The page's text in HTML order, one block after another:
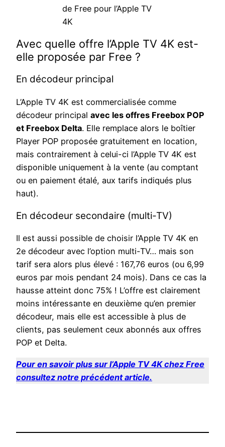
de Free pour l’Apple TV
4K
Avec quelle offre l’Apple TV 4K est-
elle proposée par Free ?
En décodeur principal
L’Apple TV 4K est commercialisée comme
décodeur principal avec les offres Freebox POP
et Freebox Delta. Elle remplace alors le boîtier
Player POP proposée gratuitement en location,
mais contrairement à celui-ci l’Apple TV 4K est
disponible uniquement à la vente (au comptant
ou en paiement étalé, aux tarifs indiqués plus
haut).
En décodeur secondaire (multi-TV)
Il est aussi possible de choisir l’Apple TV 4K en
2e décodeur avec l’option multi-TV… mais son
tarif sera alors plus élevé : 167,76 euros (ou 6,99
euros par mois pendant 24 mois). Dans ce cas la
hausse atteint donc 75% ! L’offre est clairement
moins intéressante en deuxième qu’en premier
décodeur, mais elle est accessible à plus de
clients, pas seulement ceux abonnés aux offres
POP et Delta.
Pour en savoir plus sur l’Apple TV 4K chez Free
consultez notre précédent article.